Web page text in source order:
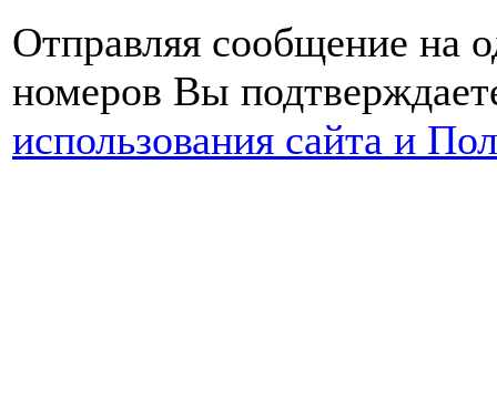
Отправляя сообщение на
номеров Вы
использования сайта и